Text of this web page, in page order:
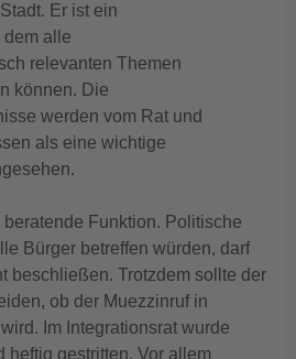
Er ist ein
dem alle
relevanten Themen
können. Die
werden vom Rat und
als eine wichtige
Funktion. Politische
Bürger betreffen würden, darf
beschließen. Trotzdem sollte der
ob der Muezzinruf in
Im Integrationsrat wurde
heftig gestritten. Vor allem